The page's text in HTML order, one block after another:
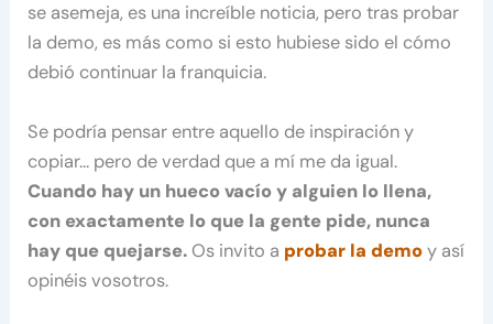
se asemeja, es una increíble noticia, pero tras probar
la demo, es más como si esto hubiese sido el cómo
debió continuar la franquicia.
Se podría pensar entre aquello de inspiración y
copiar… pero de verdad que a mí me da igual.
Cuando hay un hueco vacío y alguien lo llena,
con exactamente lo que la gente pide, nunca
hay que quejarse. Os invito a probar la demoy así
opinéis vosotros.